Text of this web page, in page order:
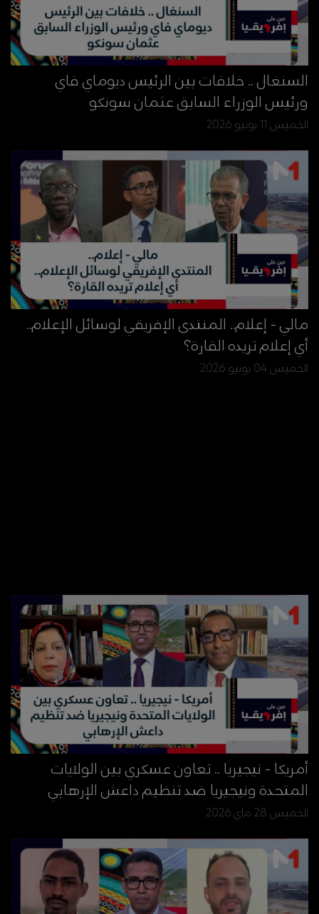
السنغال .. خلافات بين الرئيس ديوماي فاي
ورئيس الوزراء السابق عثمان سونكو
الخميس 11 يونيو 2026
مالي - إعلام.. المنتدى الإفريقي لوسائل الإعلام..
أي إعلام تريده القارة؟
الخميس 04 يونيو 2026
أمريكا - نيجيريا .. تعاون عسكري بين الولايات
المتحدة ونيجيريا ضد تنظيم داعش الإرهابي
الخميس 28 ماي 2026